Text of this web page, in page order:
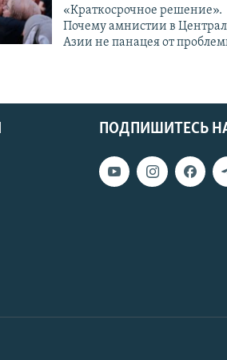
«Краткосрочное решение».
Почему амнистии в
Азии не панацея от
ПОДПИШИТЕСЬ